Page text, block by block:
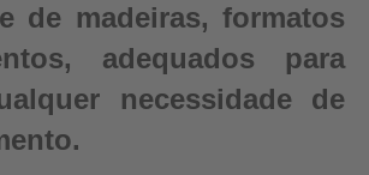
de madeiras, formatos
adequados para
necessidade de